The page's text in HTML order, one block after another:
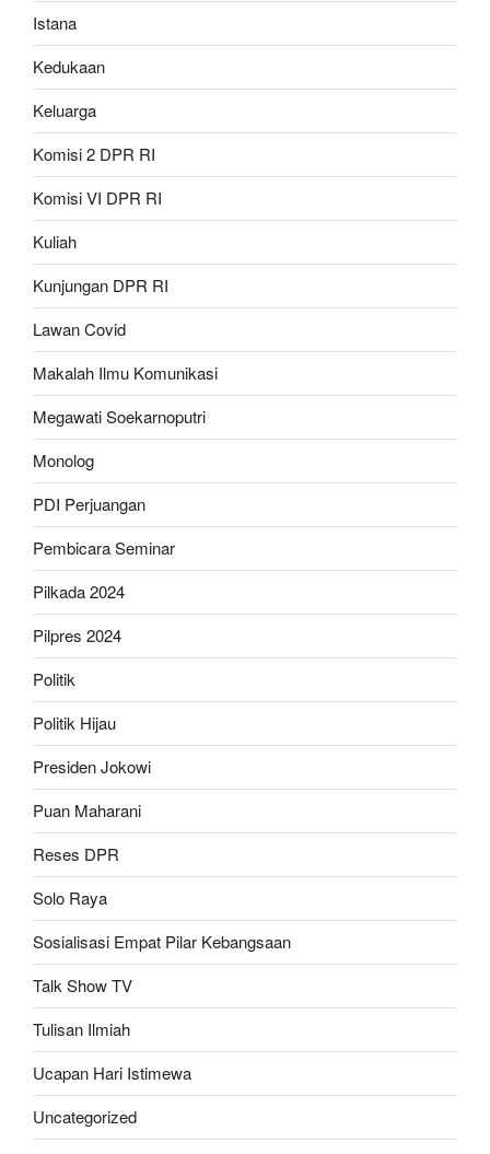
Istana
Kedukaan
Keluarga
Komisi 2 DPR RI
Komisi VI DPR RI
Kuliah
Kunjungan DPR RI
Lawan Covid
Makalah Ilmu Komunikasi
Megawati Soekarnoputri
Monolog
PDI Perjuangan
Pembicara Seminar
Pilkada 2024
Pilpres 2024
Politik
Politik Hijau
Presiden Jokowi
Puan Maharani
Reses DPR
Solo Raya
Sosialisasi Empat Pilar Kebangsaan
Talk Show TV
Tulisan Ilmiah
Ucapan Hari Istimewa
Uncategorized